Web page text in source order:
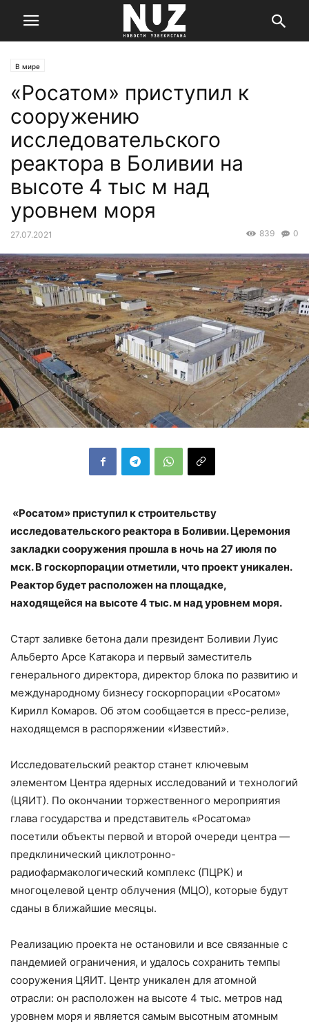
В мире
«Росатом» приступил к
сооружению
исследовательского
реактора в Боливии на
высоте 4 тыс м над
уровнем моря
27.07.2021 0
839
«Росатом» приступил к строительству
исследовательского реактора в Боливии. Церемония
закладки сооружения прошла в ночь на 27 июля по
мск. В госкорпорации отметили, что проект уникален.
Реактор будет расположен на площадке,
находящейся на высоте 4 тыс. м над уровнем моря.
Старт заливке бетона дали президент Боливии Луис
Альберто Арсе Катакора и первый заместитель
генерального директора, директор блока по развитию и
международному бизнесу госкорпорации «Росатом»
Кирилл Комаров. Об этом сообщается в пресс-релизе,
находящемся в распоряжении «Известий».
Исследовательский реактор станет ключевым
элементом Центра ядерных исследований и технологий
(ЦЯИТ). По окончании торжественного мероприятия
глава государства и представитель «Росатома»
посетили объекты первой и второй очереди центра —
предклинический циклотронно-
радиофармакологический комплекс (ПЦРК) и
многоцелевой центр облучения (МЦО), которые будут
сданы в ближайшие месяцы.
Реализацию проекта не остановили и все связанные с
пандемией ограничения, и удалось сохранить темпы
сооружения ЦЯИТ. Центр уникален для атомной
отрасли: он расположен на высоте 4 тыс. метров над
уровнем моря и является самым высотным атомным